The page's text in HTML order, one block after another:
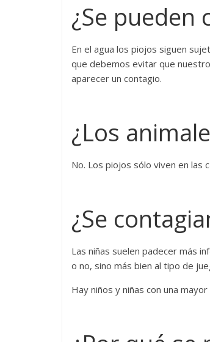
¿Se pueden
En el agua los piojos siguen
que debemos evitar que
aparecer un contagio.
¿Los
No. Los piojos sólo viven en las
¿Se
Las niñas suelen padecer más
o no, sino más bien al tipo de
Hay niños y niñas con una